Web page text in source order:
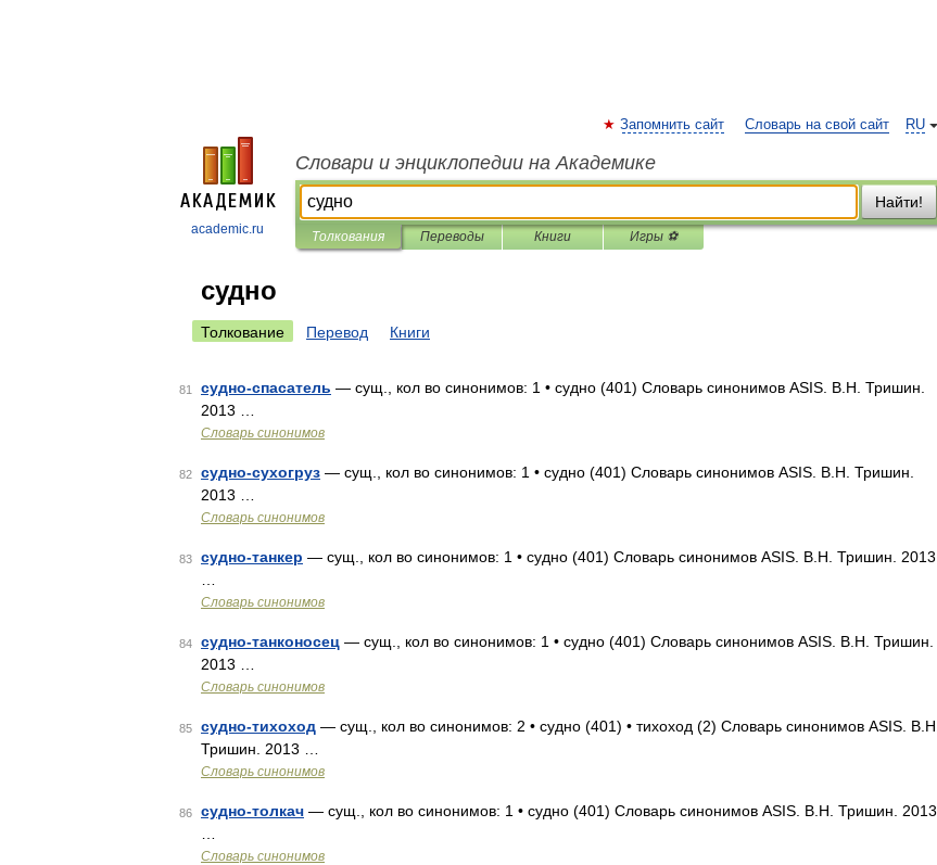
academic.ru
RU
Запомнить сайт Словарь на свой сайт
Словари и энциклопедии на Академике
Найти!
Толкования Переводы Книги Игры ⚽
судно
Толкование Перевод Книги
81 судно-спасатель — сущ., кол во синонимов: 1 • судно (401) Словарь синонимов ASIS. В.Н. Тришин.
2013 …
Словарь синонимов
82 судно-сухогруз — сущ., кол во синонимов: 1 • судно (401) Словарь синонимов ASIS. В.Н. Тришин.
2013 …
Словарь синонимов
83 судно-танкер — сущ., кол во синонимов: 1 • судно (401) Словарь синонимов ASIS. В.Н. Тришин. 2013
Словарь синонимов
84 судно-танконосец — сущ., кол во синонимов: 1 • судно (401) Словарь синонимов ASIS. В.Н. Тришин.
2013 …
Словарь синонимов
85 судно-тихоход — сущ., кол во синонимов: 2 • судно (401) • тихоход (2) Словарь синонимов ASIS. В.Н.
Тришин. 2013 …
Словарь синонимов
86 судно-толкач — сущ., кол во синонимов: 1 • судно (401) Словарь синонимов ASIS. В.Н. Тришин. 2013
Словарь синонимов